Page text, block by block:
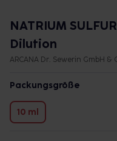
NATRIUM
Dilution
ARCANA Dr. Sewerin GmbH &
Packungsgröße
10 ml